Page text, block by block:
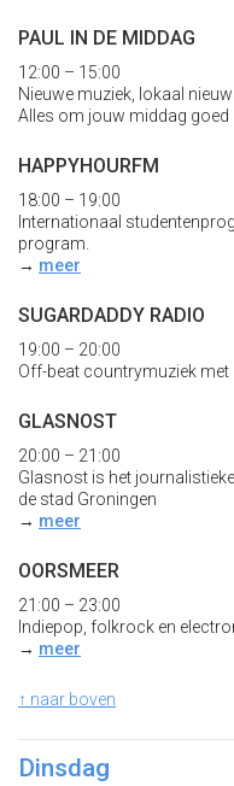
PAUL IN DE MIDDAG
12:00 – 15:00
Nieuwe muziek, lokaal
Alles om jouw middag goed
HAPPYHOURFM
18:00 – 19:00
Internationaal
program.
→ meer
SUGARDADDY RADIO
19:00 – 20:00
Off-beat countrymuziek met
GLASNOST
20:00 – 21:00
Glasnost is het
de stad Groningen
→ meer
OORSMEER
21:00 – 23:00
Indiepop, folkrock en
→ meer
↑ naar boven
Dinsdag